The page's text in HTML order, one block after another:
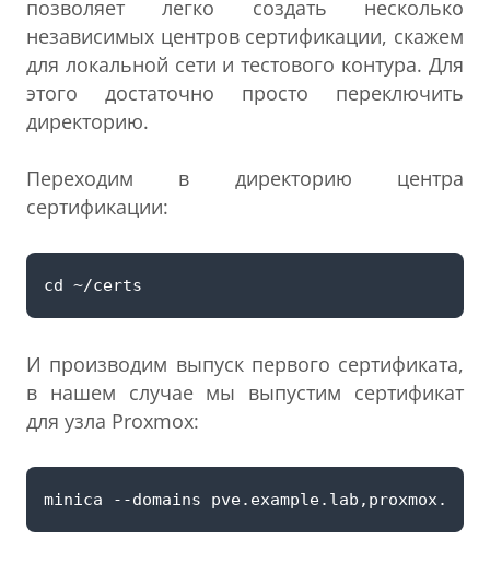
позволяет легко создать несколько
независимых центров сертификации, скажем
для локальной сети и тестового контура. Для
этого достаточно просто переключить
директорию.
Переходим в директорию центра
сертификации:
И производим выпуск первого сертификата,
в нашем случае мы выпустим сертификат
для узла Proxmox: